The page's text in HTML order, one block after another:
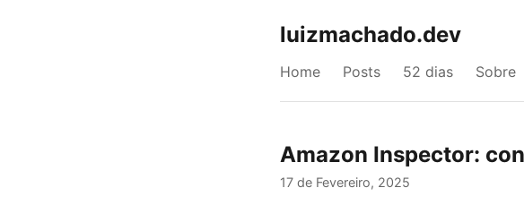
luizmachado.dev
Home Posts 52 dias Sobre
Amazon Inspector:
17 de Fevereiro, 2025